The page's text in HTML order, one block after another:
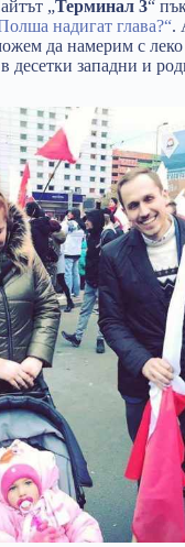
„Терминал 3“
надигат глава?“.
да намерим с
десетки западни и